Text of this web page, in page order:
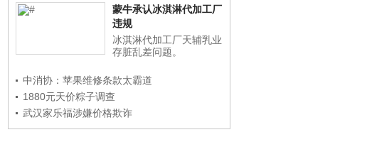
蒙牛承认冰淇淋代加工厂
违规
冰淇淋代加工厂天辅乳业
存脏乱差问题。
中消协：苹果维修条款太霸道
1880元天价粽子调查
武汉家乐福涉嫌价格欺诈